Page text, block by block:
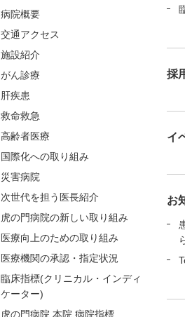
病院概要
交通アクセス
施設紹介
がん診療
肝疾患
救命救急
高齢者医療
国際化への取り組み
災害病院
次世代を担う医長紹介
虎の門病院の新しい取り組み
医療向上のための取り組み
医療機関の承認・指定状況
臨床指標(クリニカル・インディ
ケーター)
虎の門病院 本院 病院指標
採
イ
お